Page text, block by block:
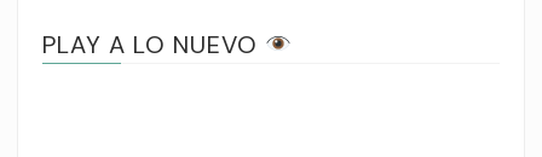
PLAY A LO NUEVO